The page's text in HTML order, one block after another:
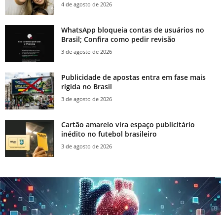
4 de agosto de 2026
WhatsApp bloqueia contas de usuários no
Brasil; Confira como pedir revisão
3 de agosto de 2026
Publicidade de apostas entra em fase mais
rígida no Brasil
3 de agosto de 2026
Cartão amarelo vira espaço publicitário
inédito no futebol brasileiro
3 de agosto de 2026